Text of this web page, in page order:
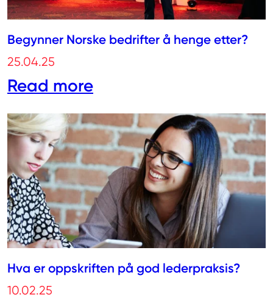
Begynner Norske bedrifter å henge etter?
25.04.25
Read more
Hva er oppskriften på god lederpraksis?
10.02.25